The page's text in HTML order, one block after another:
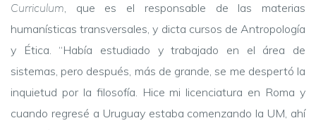
Curriculum, que es el responsable de las materias
humanísticas transversales, y dicta cursos de Antropología
y Ética. “Había estudiado y trabajado en el área de
sistemas, pero después, más de grande, se me despertó la
inquietud por la filosofía. Hice mi licenciatura en Roma y
cuando regresé a Uruguay estaba comenzando la UM, ahí